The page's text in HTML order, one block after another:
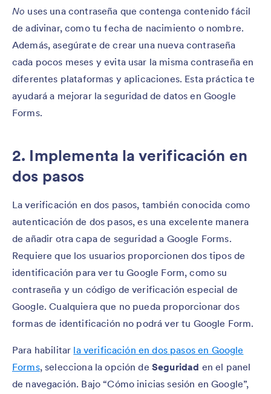
No uses una contraseña que contenga contenido fácil
de adivinar, como tu fecha de nacimiento o nombre.
Además, asegúrate de crear una nueva contraseña
cada pocos meses y evita usar la misma contraseña en
diferentes plataformas y aplicaciones. Esta práctica te
ayudará a mejorar la seguridad de datos en Google
Forms.
2. Implementa la verificación en
dos pasos
La verificación en dos pasos, también conocida como
autenticación de dos pasos, es una excelente manera
de añadir otra capa de seguridad a Google Forms.
Requiere que los usuarios proporcionen dos tipos de
identificación para ver tu Google Form, como su
contraseña y un código de verificación especial de
Google. Cualquiera que no pueda proporcionar dos
formas de identificación no podrá ver tu Google Form.
Para habilitar la verificación en dos pasos en Google
Forms, selecciona la opción de Seguridad en el panel
de navegación. Bajo “Cómo inicias sesión en Google”,